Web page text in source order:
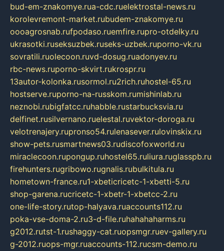
bud-em-znakomye.rua-cdc.ruelektrostal-news.ru
korolevremont-market.rubudem-znakomye.ru
oooagrosnab.rufpodaso.ruemfire.rupro-otdelky.ru
ukrasotki.ruseksuzbek.ruseks-uzbek.ruporno-vk.ru
sovratili.ruolecoon.ruvd-dosug.ruadonyev.ru
rbc-news.ruporno-skvirt.rukrospr.ru
13autor-kolonka.rusormol.ru2rich.ruhostel-65.ru
hostserve.ruporno-na-russkom.rumishinlab.ru
neznobi.rubigfatcc.ruhabble.rustarbucksvia.ru
delfinet.rusilvernano.ruelestal.ruvektor-doroga.ru
velotrenajery.rupronso54.rulenasever.rulovinskix.ru
show-pets.rusmartnews03.rudiscofoxworld.ru
miraclecoon.rupongup.ruhostel65.ruliura.ruglasspb.ru
firehunters.rugribowo.rugnalis.rubulkitula.ru
hometown-france.ru1-xbeticricetc-1-xbetti-5.ru
shop-garena.rucricetc-1-xbetr-1-xbetcc-2.ru
one-life-story.rutop-halyava.ruaccounts112.ru
poka-vse-doma-2.ru3-d-file.ruhahahaharms.ru
g2012.rutst-1.rushaggy-cat.ruopsmgr.ruev-gallery.ru
g-2012.ruops-mgr.ruaccounts-112.rucsm-demo.ru